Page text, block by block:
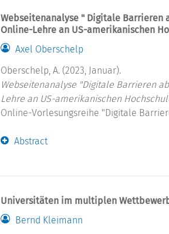
Webseitenanalyse " Digitale
Online-Lehre an US-amerikanischen
Axel Oberschelp
Oberschelp, A. (2023, Januar).
Webseitenanalyse "Digitale Barrieren
Lehre an US-amerikanischen
Online-Vorlesungsreihe "Digitale
Abstract
Universitäten im multiplen
Bernd Kleimann